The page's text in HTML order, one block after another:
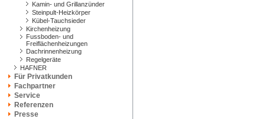
Kamin- und Grillanzünder
Steinpult-Heizkörper
Kübel-Tauchsieder
Kirchenheizung
Fussboden- und
Freiflächenheizungen
Dachrinnenheizung
Regelgeräte
HAFNER
Für Privatkunden
Fachpartner
Service
Referenzen
Presse